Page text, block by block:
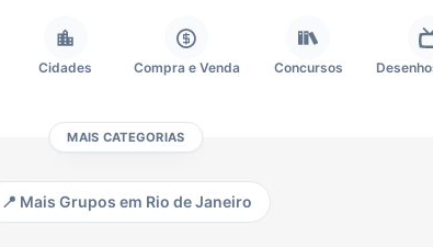
Cidades Compra e Venda Concursos
MAIS CATEGORIAS
📍 Mais Grupos em Rio de Janeiro